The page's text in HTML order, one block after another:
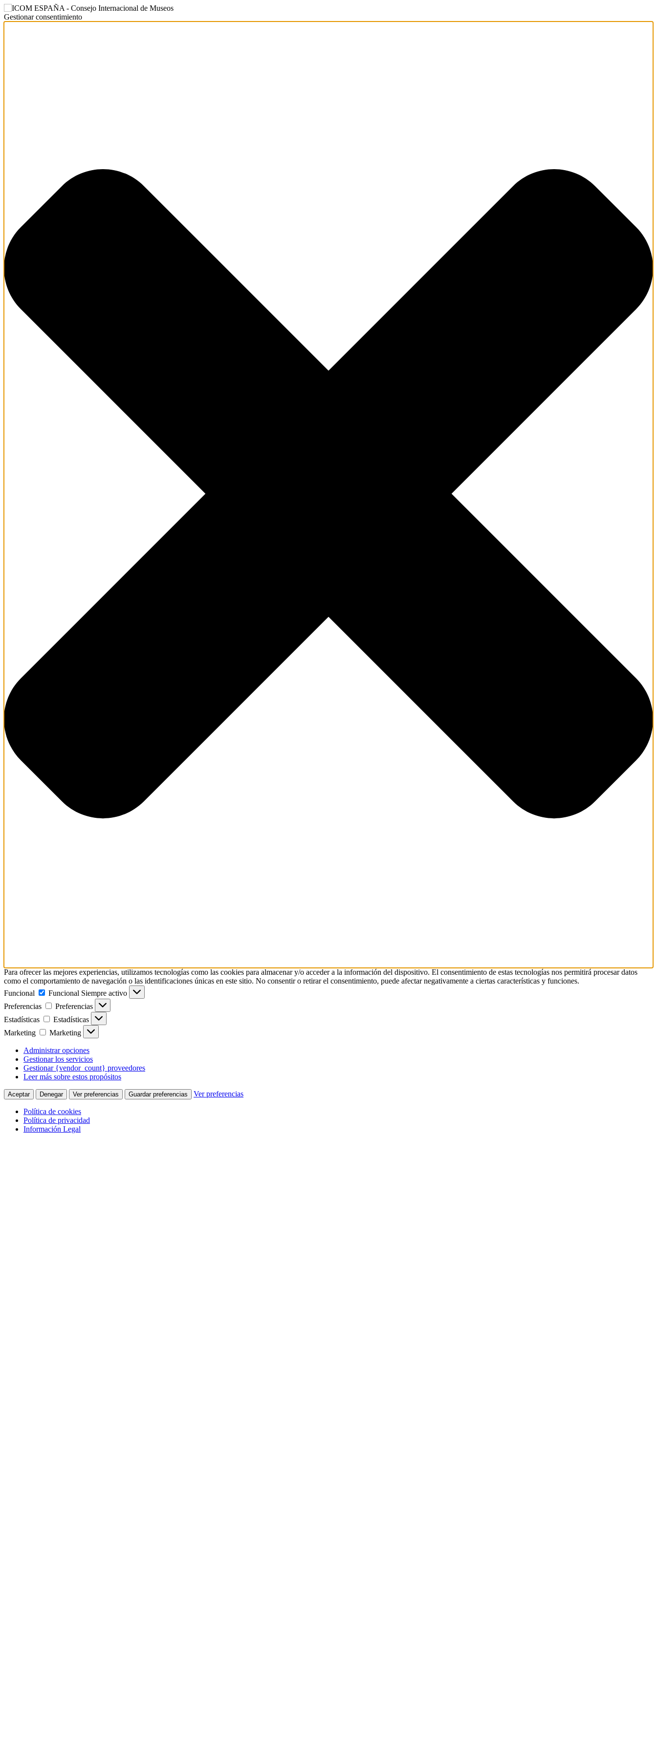
Gestionar consentimiento
Para ofrecer las mejores experiencias, utilizamos tecnologías como las cookies para almacenar y/o acceder a la información del dispositivo. El consentimiento de estas tecnologías nos permitirá procesar datos
como el comportamiento de navegación o las identificaciones únicas en este sitio. No consentir o retirar el consentimiento, puede afectar negativamente a ciertas características y funciones.
Funcional
Funcional Siempre activo
Preferencias
Preferencias
Estadísticas
Estadísticas
Marketing
Marketing
Administrar opciones
Gestionar los servicios
Gestionar {vendor_count} proveedores
Leer más sobre estos propósitos
Aceptar Denegar Ver preferencias Guardar preferencias Ver preferencias
Política de cookies
Política de privacidad
Información Legal